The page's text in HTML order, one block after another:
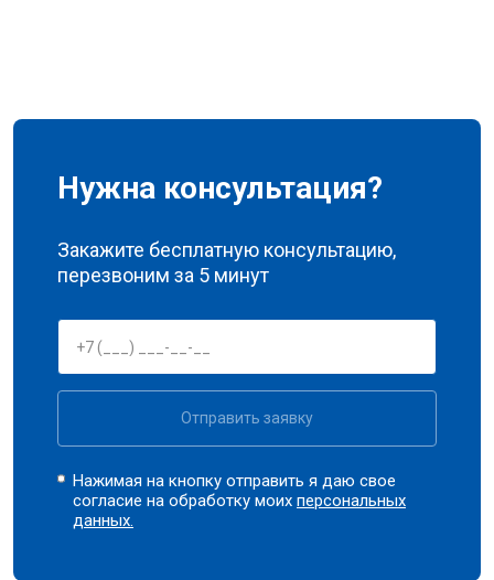
Нужна консультация?
Закажите бесплатную консультацию,
перезвоним за 5 минут
Отправить заявку
Нажимая на кнопку отправить я даю свое
согласие на обработку моихперсональных
данных.